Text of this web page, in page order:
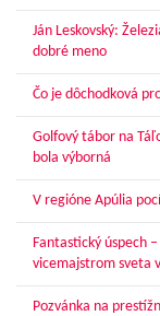
Ján Leskovský:
dobré meno
Čo je dôchodková
Golfový tábor na
bola výborná
V regióne Apúlia
Fantastický úspech
vicemajstrom sveta
Pozvánka na